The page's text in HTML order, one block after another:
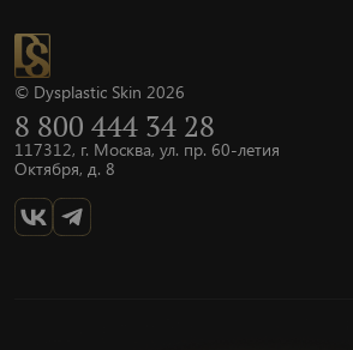
© Dysplastic Skin 2026
8 800 444 34 28
117312, г. Москва, ул. пр. 60-летия
Октября, д. 8